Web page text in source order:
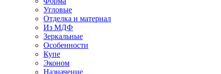
Угловые
Отделка и материал
Из МДФ
Зеркальные
Особенности
Купе
Эконом
Назначение